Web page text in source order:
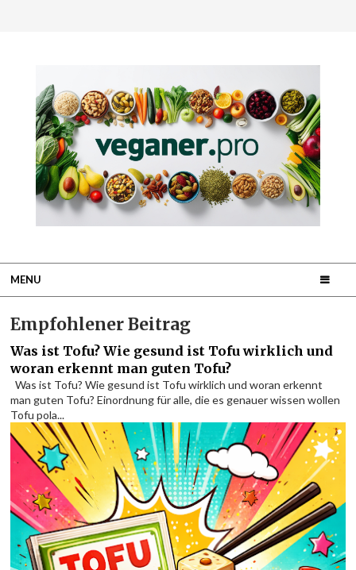
MENU
Empfohlener Beitrag
Was ist Tofu? Wie gesund ist Tofu wirklich und
woran erkennt man guten Tofu?
Was ist Tofu? Wie gesund ist Tofu wirklich und woran erkennt
man guten Tofu? Einordnung für alle, die es genauer wissen wollen
Tofu pola...